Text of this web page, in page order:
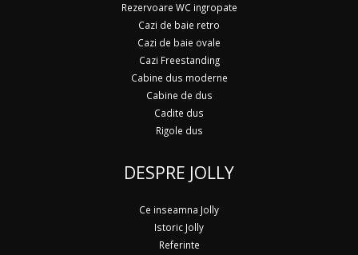
Rezervoare WC ingropate
Cazi de baie retro
Cazi de baie ovale
Cazi Freestanding
Cabine dus moderne
Cabine de dus
Cadite dus
Rigole dus
DESPRE JOLLY
Ce inseamna Jolly
Istoric Jolly
Referinte